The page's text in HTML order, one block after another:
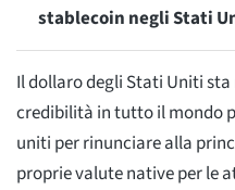
stablecoin negli Stati
Il dollaro degli Stati Uniti
credibilità in tutto il mondo
uniti per rinunciare alla
proprie valute native per le